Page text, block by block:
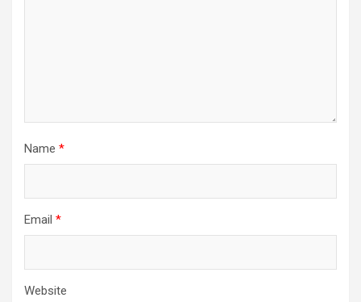
Name *
Email *
Website